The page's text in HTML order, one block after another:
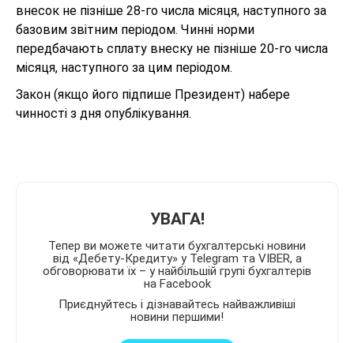
внесок не пізніше 28-го числа місяця, наступного за
базовим звітним періодом. Чинні норми
передбачають сплату внеску не пізніше 20-го числа
місяця, наступного за цим періодом.
Закон (якщо його підпише Президент) набере
чинності з дня опублікування.
УВАГА!
Тепер ви можете читати бухгалтерські новини
від «Дебету-Кредиту» у Telegram та VIBER, а
обговорювати їх – у найбільшій групі бухгалтерів
на Facebook
Приєднуйтесь і дізнавайтесь найважливіші
новини першими!